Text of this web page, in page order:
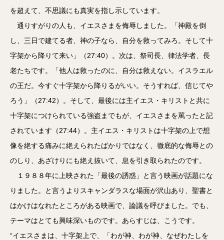
を超えて、不思議にも真実を指し示しています。
通りすがりの人も、イエスさまを侮辱しました。「神殿を倒
し、三日で建てる者、神の子なら、自分を救ってみろ。そして十
字架から降りて来い」（27:40）。次は、祭司長、律法学者、長
老たちです。「他人は救ったのに、自分は救えない。イスラエル
の王だ。今すぐ十字架から降りるがいい。そうすれば、信じてや
ろう」（27:42）。そして、最後には主イエス・キリストと共に
十字架につけられている強盗までもが、イエスさまを罵ったと記
されています（27:44）。主イエス・キリストは十字架の上で想
像を絶する痛みに絶えられたばかりではなく、徹底的な侮辱との
のしり、あざけりにも絶え抜いて、息を引き取られたのです。
１９８８年に上映された「最後の誘惑」と言う映画が話題にな
りました。と言うよりスキャンダラスな場面が沢山あり、聖書と
はかけはなれたところがある映画で、論議を呼びました。でも、
テーマはとても興味深いものです。あらすじは、こうです。
“イエスさまは、十字架上で、「わが神、わが神、なぜわたしを